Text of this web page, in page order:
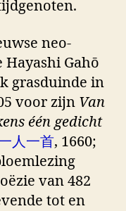
neo-
Gahō
grasduinde in
voor zijn Van
één gedicht
人一首, 1660;
van 482
tot en